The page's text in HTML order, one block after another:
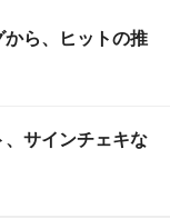
ら、ヒットの推
サインチェキな